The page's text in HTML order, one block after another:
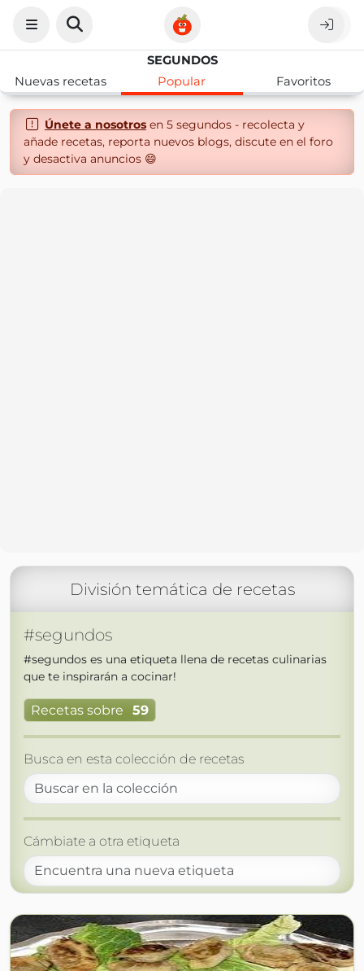
SEGUNDOS
Nuevas recetas
Popular Favoritos
Únete a nosotrosen 5 segundos - recolecta y
añade recetas, reporta nuevos blogs, discute en el foro
y desactiva anuncios 😄
División temática de recetas
#segundos
#segundos es una etiqueta llena de recetas culinarias
que te inspirarán a cocinar!
Recetas sobre 59
Busca en esta colección de recetas
Cámbiate a otra etiqueta